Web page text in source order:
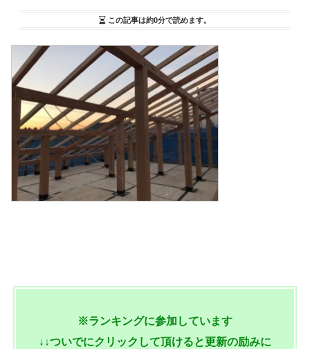
この記事は約0分で読めます。
※ランキングに参加しています
↓↓ついでにクリックして頂けると更新の励みに